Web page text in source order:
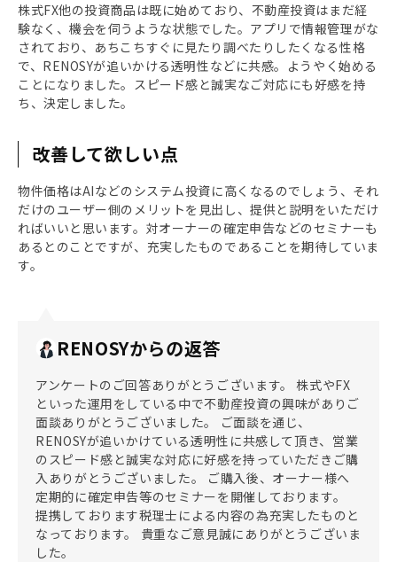
株式FX他の投資商品は既に始めており、不動産投資はまだ経
験なく、機会を伺うような状態でした。アプリで情報管理がな
されており、あちこちすぐに見たり調べたりしたくなる性格
で、RENOSYが追いかける透明性などに共感。ようやく始める
ことになりました。スピード感と誠実なご対応にも好感を持
ち、決定しました。
改善して欲しい点
物件価格はAIなどのシステム投資に高くなるのでしょう、それ
だけのユーザー側のメリットを見出し、提供と説明をいただけ
ればいいと思います。対オーナーの確定申告などのセミナーも
あるとのことですが、充実したものであることを期待していま
す。
RENOSYからの返答
アンケートのご回答ありがとうございます。 株式やFX
といった運用をしている中で不動産投資の興味がありご
面談ありがとうございました。 ご面談を通じ、
RENOSYが追いかけている透明性に共感して頂き、営業
のスピード感と誠実な対応に好感を持っていただきご購
入ありがとうございました。 ご購入後、オーナー様へ
定期的に確定申告等のセミナーを開催しております。
提携しております税理士による内容の為充実したものと
なっております。 貴重なご意見誠にありがとうございま
した。